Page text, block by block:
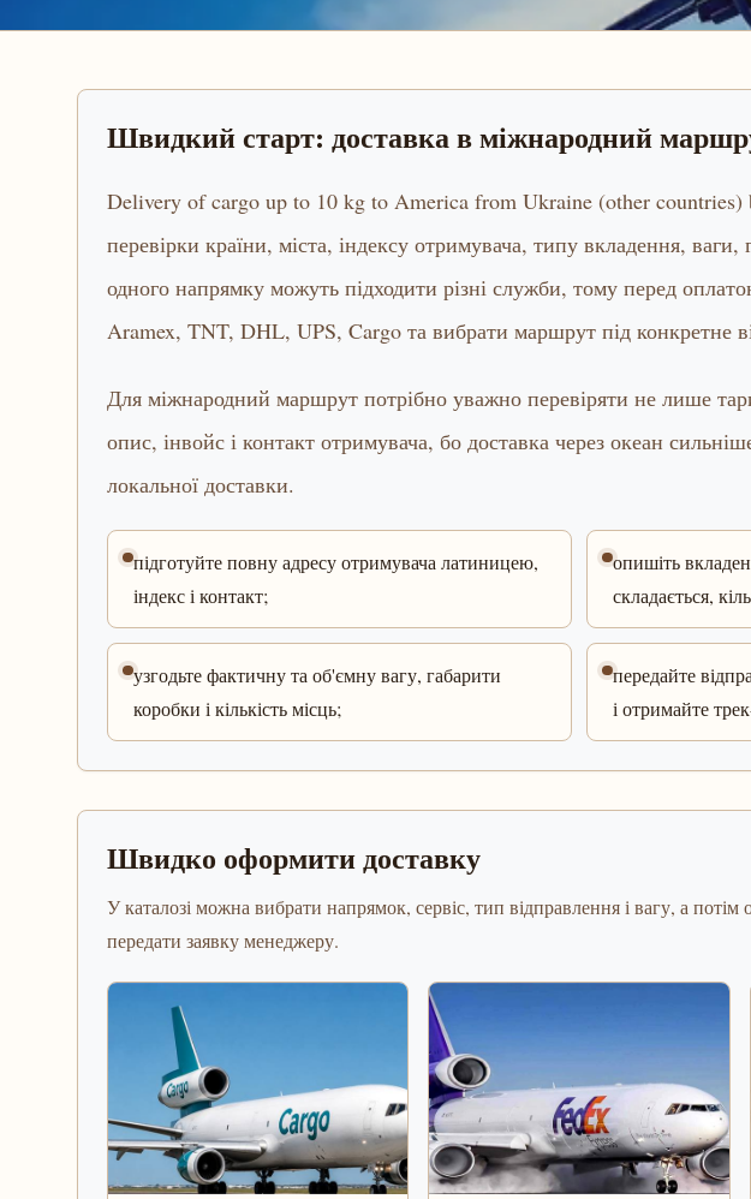
Швидкий старт: доставка в міжнародний
Delivery of cargo up to 10 kg to America from Ukraine (other countries)
перевірки країни, міста, індексу отримувача, типу вкладення,
одного напрямку можуть підходити різні служби, тому перед
Aramex, TNT, DHL, UPS, Cargo та вибрати маршрут під конкретне
Для міжнародний маршрут потрібно уважно перевіряти не лише
опис, інвойс і контакт отримувача, бо доставка через океан
локальної доставки.
підготуйте повну адресу отримувача латиницею,
індекс і контакт;
опишіть
складається,
узгодьте фактичну та об'ємну вагу, габарити
коробки і кількість місць;
передайте
і отримайте
Швидко оформити доставку
У каталозі можна вибрати напрямок, сервіс, тип відправлення і вагу, а потім
передати заявку менеджеру.